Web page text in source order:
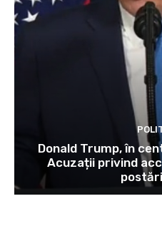
Donald Trump, în
Acuzații privind